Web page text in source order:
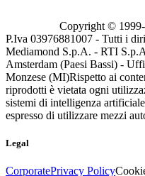
Copyright © 1999-
P.Iva 03976881007 - Tutti i
Mediamond S.p.A. - RTI
Amsterdam (Paesi Bassi) -
Monzese (MI)Rispetto ai
riprodotti è vietata ogni
sistemi di intelligenza
espresso di utilizzare mezzi
Legal
CorporatePrivacy Policy